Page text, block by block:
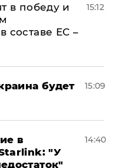
в победу и
составе ЕС –
15:12
будет
15:09
в
"У
14:40